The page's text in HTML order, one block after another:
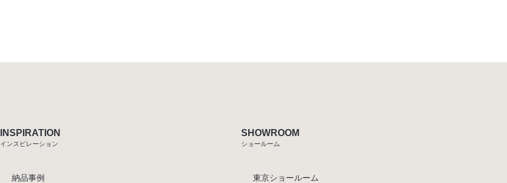
INSPIRATION
インスピレーション
納品事例
SHOWROOM
ショールーム
東京ショールーム